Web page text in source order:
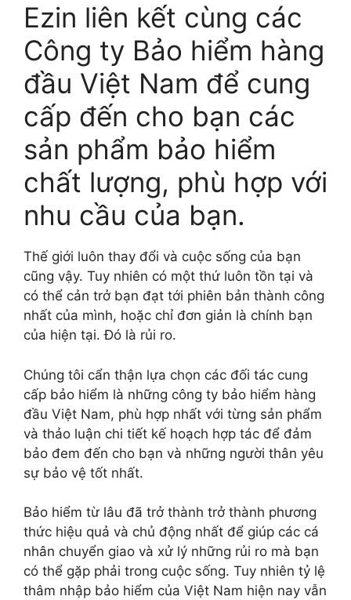
Ezin liên kết cùng các
Công ty Bảo hiểm hàng
đầu Việt Nam để cung
cấp đến cho bạn các
sản phẩm bảo hiểm
chất lượng, phù hợp với
nhu cầu của bạn.
Thế giới luôn thay đổi và cuộc sống của bạn
cũng vậy. Tuy nhiên có một thứ luôn tồn tại và
có thể cản trở bạn đạt tới phiên bản thành công
nhất của mình, hoặc chỉ đơn giản là chính bạn
của hiện tại. Đó là rủi ro.
Chúng tôi cẩn thận lựa chọn các đối tác cung
cấp bảo hiểm là những công ty bảo hiểm hàng
đầu Việt Nam, phù hợp nhất với từng sản phẩm
và thảo luận chi tiết kế hoạch hợp tác để đảm
bảo đem đến cho bạn và những người thân yêu
sự bảo vệ tốt nhất.
Bảo hiểm từ lâu đã trở thành trở thành phương
thức hiệu quả và chủ động nhất để giúp các cá
nhân chuyển giao và xử lý những rủi ro mà bạn
có thể gặp phải trong cuộc sống. Tuy nhiên tỷ lệ
thâm nhập bảo hiểm của Việt Nam hiện nay vẫn